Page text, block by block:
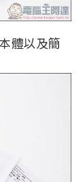
體以及簡